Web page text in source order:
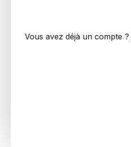
Vous avez déjà un compte ?